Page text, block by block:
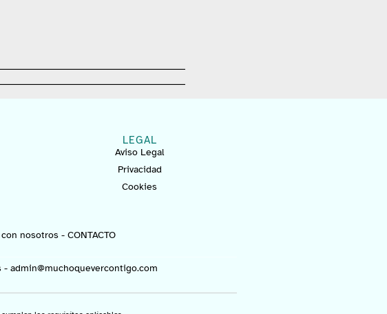
LEGAL
Aviso Legal
Privacidad
Cookies
nosotros - CONTACTO
- admin@muchoquevercontigo.com